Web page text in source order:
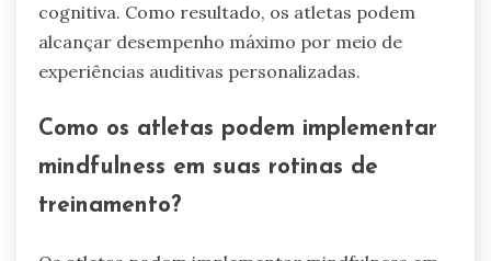
cognitiva. Como resultado, os atletas podem
alcançar desempenho máximo por meio de
experiências auditivas personalizadas.
Como os atletas podem implementar
mindfulness em suas rotinas de
treinamento?